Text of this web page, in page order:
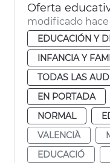
Oferta
modificado hace
EDUCACIÓN Y
INFANCIA Y
TODAS LAS
EN PORTADA
NORMAL
VALENCIÀ
EDUCACIÓ